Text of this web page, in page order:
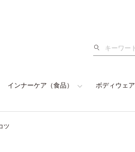
検
インナーケア（食品） ボディウェア
ツ